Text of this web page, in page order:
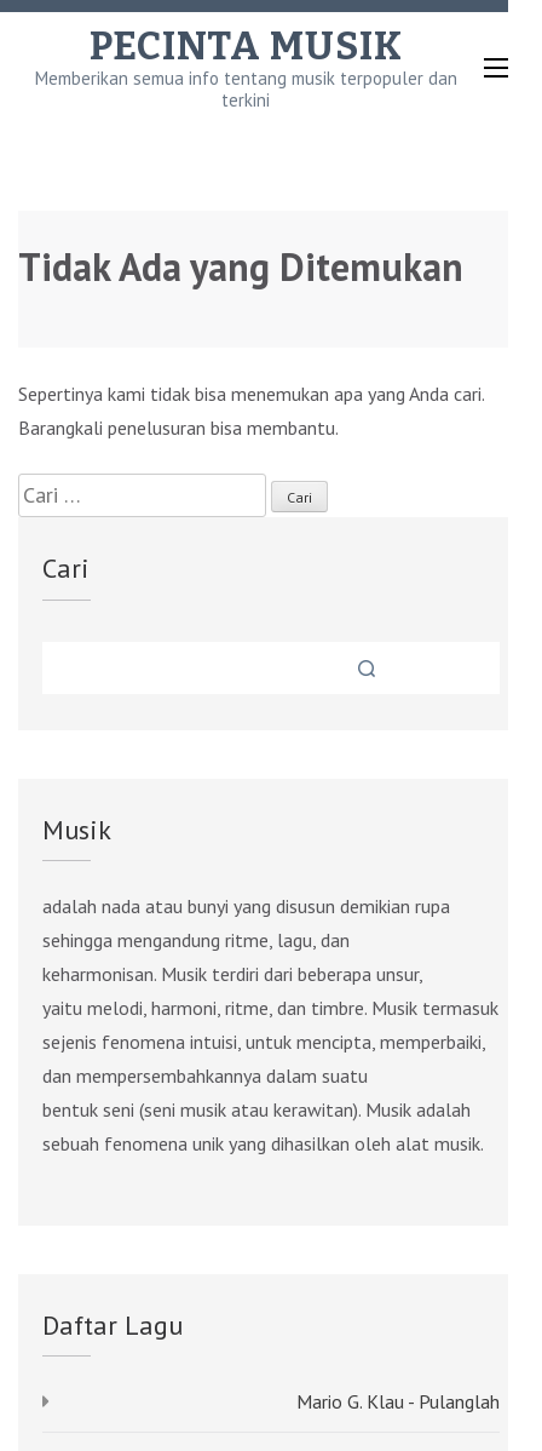
Lompat
konten
PECINTA MUSIK
Memberikan semua info tentang musik terpopuler dan
terkini
Tidak Ada yang Ditemukan
Sepertinya kami tidak bisa menemukan apa yang Anda cari.
Barangkali penelusuran bisa membantu.
Cari
untuk:
Cari
Musik
adalah nada atau bunyi yang disusun demikian rupa
sehingga mengandung ritme, lagu, dan
keharmonisan. Musik terdiri dari beberapa unsur,
yaitu melodi, harmoni, ritme, dan timbre. Musik termasuk
sejenis fenomena intuisi, untuk mencipta, memperbaiki,
dan mempersembahkannya dalam suatu
bentuk seni (seni musik atau kerawitan). Musik adalah
sebuah fenomena unik yang dihasilkan oleh alat musik.
Daftar Lagu
Mario G. Klau - Pulanglah